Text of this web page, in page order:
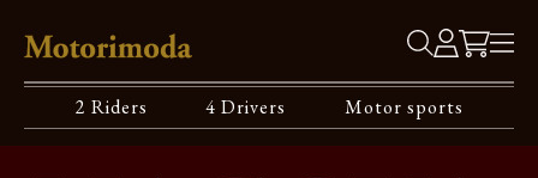
2 Riders 4 Drivers Motor sports